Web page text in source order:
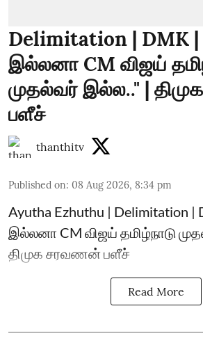
Delimitation | DMK |
இல்லனா CM விஜய்
முதல்வர் இல்ல.." |
பளீச்
thanthitv
Published on: 08 Aug 2026, 8:34 pm
Ayutha Ezhuthu | Delimitation |
இல்லனா CM விஜய் தமிழ்நாடு
திமுக சரவணன் பளீச்
Read More